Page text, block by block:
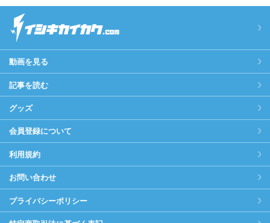
動画を見る
記事を読む
グッズ
会員登録について
利用規約
お問い合わせ
プライバシーポリシー